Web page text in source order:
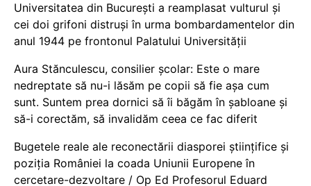
Universitatea din București a reamplasat vulturul și
cei doi grifoni distruși în urma bombardamentelor din
anul 1944 pe frontonul Palatului Universității
Aura Stănculescu, consilier școlar: Este o mare
nedreptate să nu-i lăsăm pe copii să fie așa cum
sunt. Suntem prea dornici să îi băgăm în șabloane și
să-i corectăm, să invalidăm ceea ce fac diferit
Bugetele reale ale reconectării diasporei științifice și
poziția României la coada Uniunii Europene în
cercetare-dezvoltare / Op Ed Profesorul Eduard